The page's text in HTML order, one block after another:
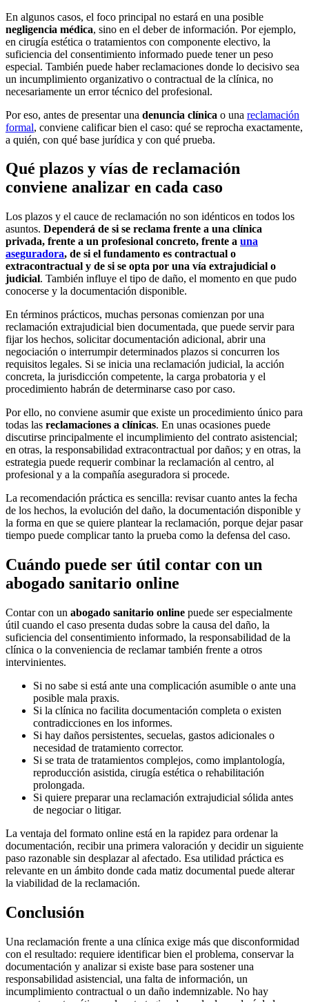
En algunos casos, el foco principal no estará en una posible
negligencia médica, sino en el deber de información. Por ejemplo,
en cirugía estética o tratamientos con componente electivo, la
suficiencia del consentimiento informado puede tener un peso
especial. También puede haber reclamaciones donde lo decisivo sea
un incumplimiento organizativo o contractual de la clínica, no
necesariamente un error técnico del profesional.
Por eso, antes de presentar una denuncia clínica o una reclamación
formal, conviene calificar bien el caso: qué se reprocha exactamente,
a quién, con qué base jurídica y con qué prueba.
Qué plazos y vías de reclamación
conviene analizar en cada caso
Los plazos y el cauce de reclamación no son idénticos en todos los
asuntos. Dependerá de si se reclama frente a una clínica
privada, frente a un profesional concreto, frente a una
aseguradora, de si el fundamento es contractual o
extracontractual y de si se opta por una vía extrajudicial o
judicial. También influye el tipo de daño, el momento en que pudo
conocerse y la documentación disponible.
En términos prácticos, muchas personas comienzan por una
reclamación extrajudicial bien documentada, que puede servir para
fijar los hechos, solicitar documentación adicional, abrir una
negociación o interrumpir determinados plazos si concurren los
requisitos legales. Si se inicia una reclamación judicial, la acción
concreta, la jurisdicción competente, la carga probatoria y el
procedimiento habrán de determinarse caso por caso.
Por ello, no conviene asumir que existe un procedimiento único para
todas las reclamaciones a clínicas. En unas ocasiones puede
discutirse principalmente el incumplimiento del contrato asistencial;
en otras, la responsabilidad extracontractual por daños; y en otras, la
estrategia puede requerir combinar la reclamación al centro, al
profesional y a la compañía aseguradora si procede.
La recomendación práctica es sencilla: revisar cuanto antes la fecha
de los hechos, la evolución del daño, la documentación disponible y
la forma en que se quiere plantear la reclamación, porque dejar pasar
tiempo puede complicar tanto la prueba como la defensa del caso.
Cuándo puede ser útil contar con un
abogado sanitario online
Contar con un abogado sanitario online puede ser especialmente
útil cuando el caso presenta dudas sobre la causa del daño, la
suficiencia del consentimiento informado, la responsabilidad de la
clínica o la conveniencia de reclamar también frente a otros
intervinientes.
Si no sabe si está ante una complicación asumible o ante una
posible mala praxis.
Si la clínica no facilita documentación completa o existen
contradicciones en los informes.
Si hay daños persistentes, secuelas, gastos adicionales o
necesidad de tratamiento corrector.
Si se trata de tratamientos complejos, como implantología,
reproducción asistida, cirugía estética o rehabilitación
prolongada.
Si quiere preparar una reclamación extrajudicial sólida antes
de negociar o litigar.
La ventaja del formato online está en la rapidez para ordenar la
documentación, recibir una primera valoración y decidir un siguiente
paso razonable sin desplazar al afectado. Esa utilidad práctica es
relevante en un ámbito donde cada matiz documental puede alterar
la viabilidad de la reclamación.
Conclusión
Una reclamación frente a una clínica exige más que disconformidad
con el resultado: requiere identificar bien el problema, conservar la
documentación y analizar si existe base para sostener una
responsabilidad asistencial, una falta de información, un
incumplimiento contractual o un daño indemnizable. No hay